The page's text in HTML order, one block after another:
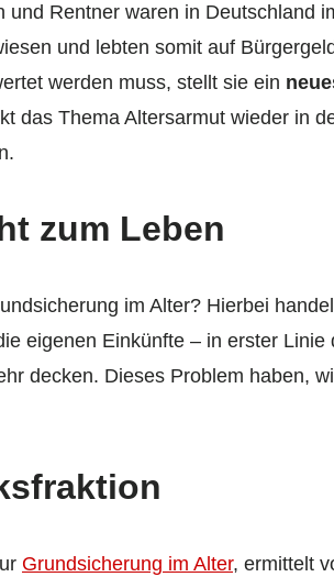
und Rentner waren in Deutschland
und lebten somit auf
werden muss, stellt sie ein
das Thema Altersarmut wieder in
zum Leben
im Alter? Hierbei
eigenen Einkünfte – in erster
decken. Dieses Problem haben,
Grundsicherung im Alter, ermittelt